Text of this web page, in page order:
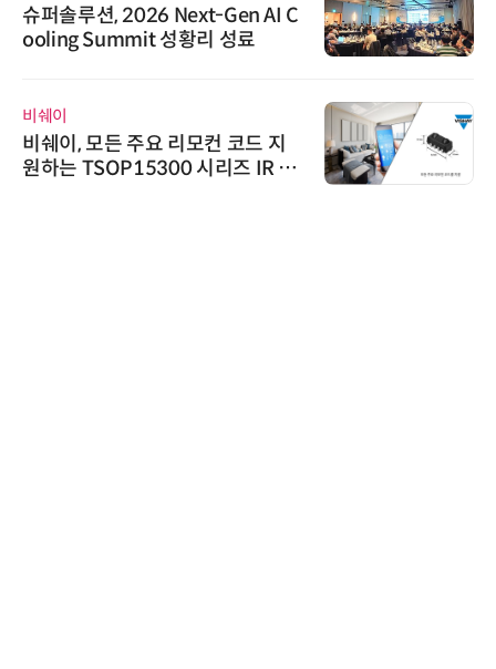
슈퍼솔루션, 2026 Next-Gen AI C
ooling Summit 성황리 성료
비쉐이
비쉐이, 모든 주요 리모컨 코드 지
원하는 TSOP15300 시리즈 IR 수